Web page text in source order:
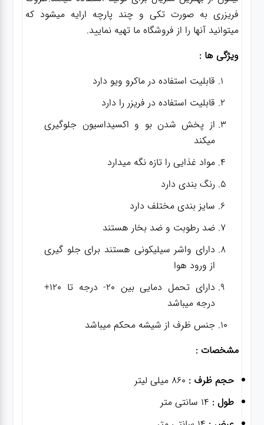
فریزری به صورت تکی و چند پارچه ارایه میشود که
میتوانید آنها را از فروشگاه ما تهیه نمایید.
ویژگی ها :
قابلیت استفاده در ماکرو ویو دارد
قابلیت استفاده در فریزر را دارد
از پخش شدن بو و اکسیداسیون جلوگیری
میکند
مواد غذایی را تازه نگه میدارد
رنگ بندی دارد
سایز بندی مختلف دارد
ضد رطوبت و ضد بخار هستند
دارای واشر سیلیکونی هستند برای جلو گیری
از ورود هوا
دارای تحمل دمایی بین 20- درجه تا 120+
درجه میباشد
جنس ظرف از شیشه محکم میباشد
مشخصات :
حجم ظرف : 860 میلی لیتر
طول : 14 سانتی متر